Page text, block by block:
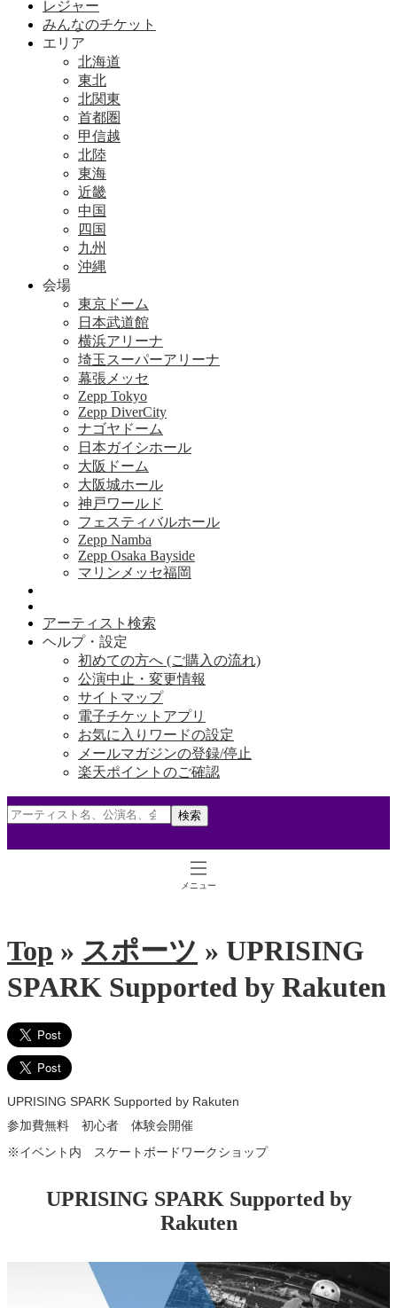
レジャー
みんなのチケット
エリア
北海道
東北
北関東
首都圏
甲信越
北陸
東海
近畿
中国
四国
九州
沖縄
会場
東京ドーム
日本武道館
横浜アリーナ
埼玉スーパーアリーナ
幕張メッセ
Zepp Tokyo
Zepp DiverCity
ナゴヤドーム
日本ガイシホール
大阪ドーム
大阪城ホール
神戸ワールド
フェスティバルホール
Zepp Namba
Zepp Osaka Bayside
マリンメッセ福岡
アーティスト検索
ヘルプ・設定
初めての方へ (ご購入の流れ)
公演中止・変更情報
サイトマップ
電子チケットアプリ
お気に入りワードの設定
メールマガジンの登録/停止
楽天ポイントのご確認
検索
メニュー
Top » スポーツ » UPRISING
SPARK Supported by Rakuten
UPRISING SPARK Supported by Rakuten
参加費無料 初心者 体験会開催
※イベント内 スケートボードワークショップ
UPRISING SPARK Supported by
Rakuten